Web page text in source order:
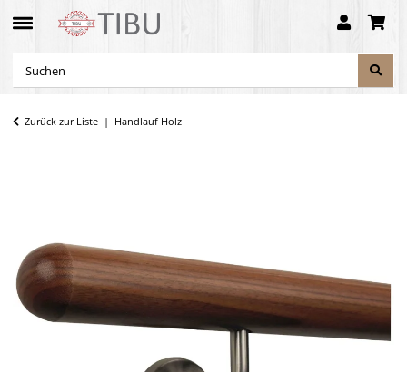
Zurück zur Liste Handlauf Holz